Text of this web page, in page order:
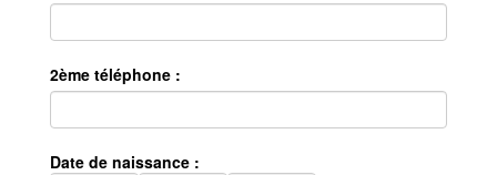
2ème téléphone :
Date de naissance :